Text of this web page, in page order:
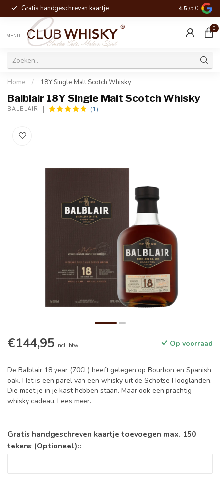
Gratis handgeschreven kaartje Voor 16:00
4.5 /5.0
MENU
0
Home / 18Y Single Malt Scotch Whisky
Balblair 18Y Single Malt Scotch Whisky
BALBLAIR (1)
€144,95 Incl. btw Op voorraad
De Balblair 18 year (70CL) heeft gelegen op Bourbon en Spanish
oak. Het is een parel van een whisky uit de Schotse Hooglanden.
Die moet je in je kast hebben staan. Maar ook een prachtig
whisky cadeau. Lees meer.
Gratis handgeschreven kaartje toevoegen max. 150
tekens (Optioneel)::